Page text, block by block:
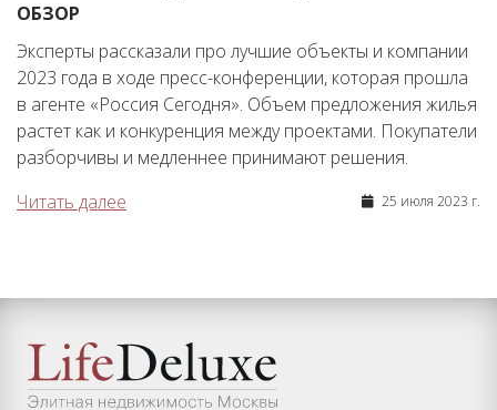
ОБЗОР
Эксперты рассказали про лучшие объекты и компании
2023 года в ходе пресс-конференции, которая прошла
в агенте «Россия Сегодня». Объем предложения жилья
растет как и конкуренция между проектами. Покупатели
разборчивы и медленнее принимают решения.
Читать далее
25 июля 2023 г.